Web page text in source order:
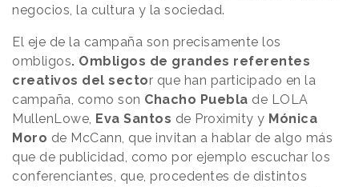
negocios, la cultura y la sociedad.
El eje de la campaña son precisamente los
ombligos. Ombligos de grandes referentes
creativos del sector que han participado en la
campaña, como son Chacho Puebla de LOLA
MullenLowe, Eva Santos de Proximity y Mónica
Moro de McCann, que invitan a hablar de algo más
que de publicidad, como por ejemplo escuchar los
conferenciantes, que, procedentes de distintos